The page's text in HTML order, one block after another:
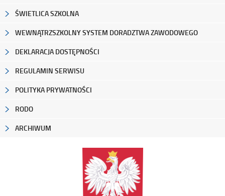
ŚWIETLICA SZKOLNA
WEWNĄTRZSZKOLNY SYSTEM DORADZTWA ZAWODOWEGO
DEKLARACJA DOSTĘPNOŚCI
REGULAMIN SERWISU
POLITYKA PRYWATNOŚCI
RODO
ARCHIWUM